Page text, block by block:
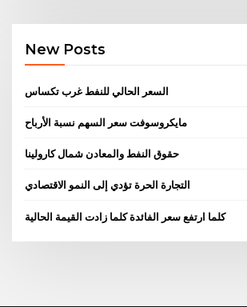
New Posts
السعر الحالي للنفط غرب تكساس
مايكروسوفت سعر السهم نسبة الأرباح
حقوق النفط والمعادن شمال كارولينا
التجارة الحرة تؤدي إلى النمو الاقتصادي
كلما ارتفع سعر الفائدة كلما زادت القيمة الحالية